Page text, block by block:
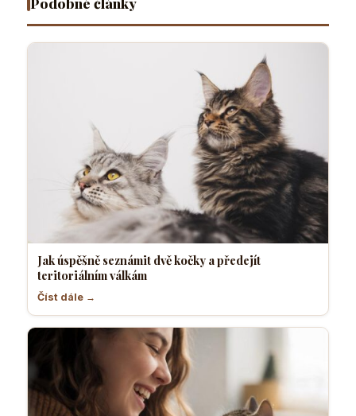
Jak úspěšně seznámit dvě kočky a předejít
teritoriálním válkám
Číst dále →